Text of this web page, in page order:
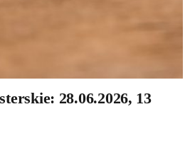
28.06.2026, 13